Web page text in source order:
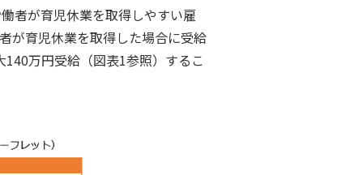
者が育児休業を取得しやすい雇
が育児休業を取得した場合に受給
万円受給（図表1参照）するこ